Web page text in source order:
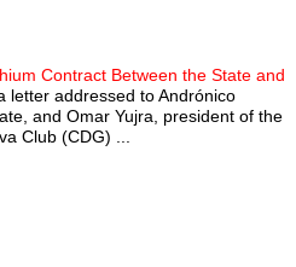
Contract Between the State and
letter addressed to Andrónico
and Omar Yujra, president of the
Club (CDG) ...